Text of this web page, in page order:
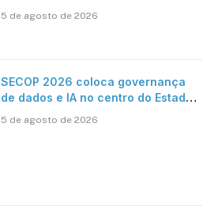
Contabilidade
5 de agosto de 2026
SECOP 2026 coloca governança
de dados e IA no centro do Estado
inteligente
5 de agosto de 2026